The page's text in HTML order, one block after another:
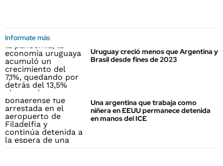
Informate más
Uruguay creció menos que Argentina y
Brasil desde fines de 2023
Una argentina que trabaja como
niñera en EEUU permanece detenida
en manos del ICE